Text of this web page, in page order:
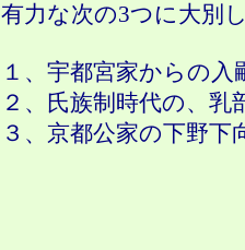
有力な次の3つに大別
１、宇都宮家からの入
２、氏族制時代の、乳
３、京都公家の下野下